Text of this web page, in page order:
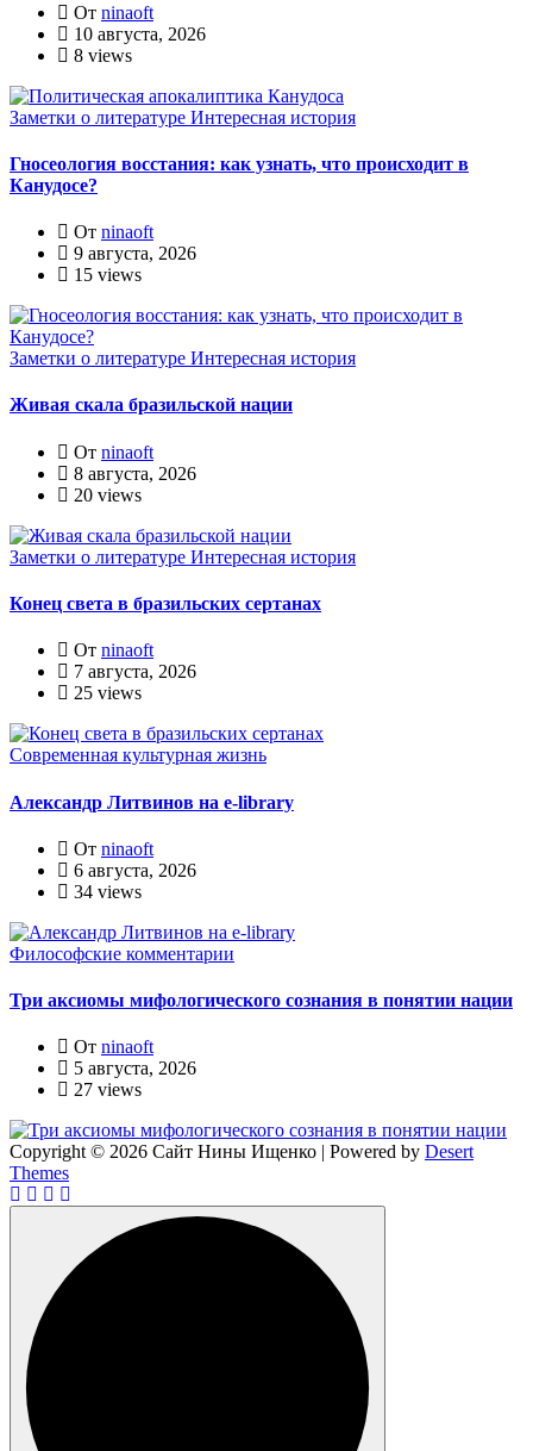
От ninaoft
10 августа, 2026
8 views
Заметки о литературе Интересная история
Гносеология восстания: как узнать, что происходит в
Канудосе?
От ninaoft
9 августа, 2026
15 views
Заметки о литературе Интересная история
Живая скала бразильской нации
От ninaoft
8 августа, 2026
20 views
Заметки о литературе Интересная история
Конец света в бразильских сертанах
От ninaoft
7 августа, 2026
25 views
Современная культурная жизнь
Александр Литвинов на e-library
От ninaoft
6 августа, 2026
34 views
Философские комментарии
Три аксиомы мифологического сознания в понятии нации
От ninaoft
5 августа, 2026
27 views
Copyright © 2026 Сайт Нины Ищенко | Powered by Desert
Themes